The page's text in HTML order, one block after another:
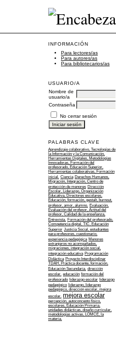
INFORMACIÓN
Para lectores/as
Para autores/as
Para bibliotecarios/as
USUARIO/A
Nombre de
usuario/a
Contraseña
No cerrar sesión
PALABRAS CLAVE
Aprendizaje colaborativo, Tecnologías de
la Información y la Comunicación,
Herramientas Digitales, Metodologías
Innovadoras, Formación del
profesorado, Educación Superior,
Herramientas colaborativas, Formación
inicial. Ciencia Derechos Humanos,
Migración, Integración, Centro de
protección de menores Dirección
Escolar, Liderazgo, Organización
Educativa, Directores escolares.
Educación, formación, gestalt, burnout,
profesor, amor, alumno. Evaluación,
Evaluación del profesor, Actitud del
profesor, Calidad de la enseñanza,
Entrevista. Formación del profesorado,
Competencia digital, TIC, Educación
Superior Justicia Social, estudiantes
para profesores, cuestionario,
experiencia pedagógica Menores
extranjeros no acompañados,
migraciones, integración social,
integración educativa Programación
Didáctica Proyecto Interdisciplinar
TDAH, Práctica docente, formación,
Educación Secundaria. dirección
escolar. educación formación del
profesorado liderazgo escolar liderazgo
pedagógico liderazgo, liderazgo
pedagógico, dirección escolar, mejora
escolar. mejora escolar
percepción, autoconcepto físico,
escolares, Educación Primaria.
unidades didácticas, diseño curricular,
metodologías activas, LOMCE, la
materia.